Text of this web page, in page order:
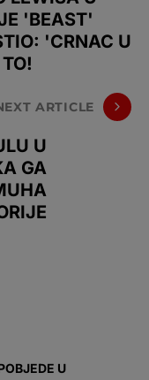
'BEAST'
'CRNAC U
ARTICLE
U
GA
U